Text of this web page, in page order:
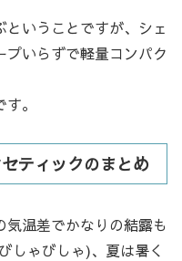
いうことですが、シェ
いらずで軽量コンパク
。
ティックのまとめ
温差でかなりの結露も
しゃびしゃ)、夏は暑く